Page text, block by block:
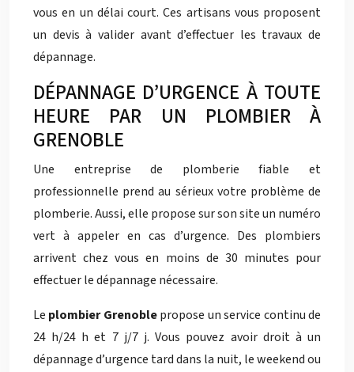
vous en un délai court. Ces artisans vous proposent
un devis à valider avant d’effectuer les travaux de
dépannage.
DÉPANNAGE D’URGENCE À TOUTE
HEURE PAR UN PLOMBIER À
GRENOBLE
Une entreprise de plomberie fiable et
professionnelle prend au sérieux votre problème de
plomberie. Aussi, elle propose sur son site un numéro
vert à appeler en cas d’urgence. Des plombiers
arrivent chez vous en moins de 30 minutes pour
effectuer le dépannage nécessaire.
Le plombier Grenoblepropose un service continu de
24 h/24 h et 7 j/7 j. Vous pouvez avoir droit à un
dépannage d’urgence tard dans la nuit, le weekend ou